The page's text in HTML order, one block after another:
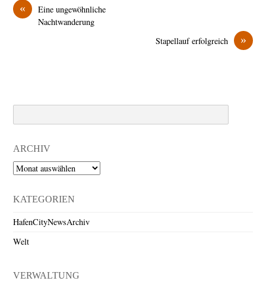
«
Eine ungewöhnliche
Nachtwanderung
»
Stapellauf erfolgreich
ARCHIV
Archiv
KATEGORIEN
HafenCityNewsArchiv
Welt
VERWALTUNG